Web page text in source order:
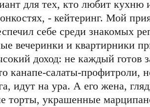
для тех, кто любит кухню
- кейтеринг. Мой
себе среди знакомых
вечеринки и квартирники
доход: не каждый готов
канапе-салаты-профитроли,
идут на ура. А его жена,
торты, украшенные